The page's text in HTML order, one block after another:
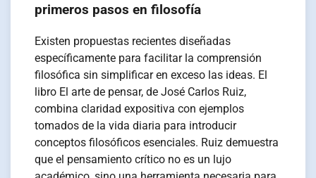
primeros pasos en filosofía
Existen propuestas recientes diseñadas
específicamente para facilitar la comprensión
filosófica sin simplificar en exceso las ideas. El
libro El arte de pensar, de José Carlos Ruiz,
combina claridad expositiva con ejemplos
tomados de la vida diaria para introducir
conceptos filosóficos esenciales. Ruiz demuestra
que el pensamiento crítico no es un lujo